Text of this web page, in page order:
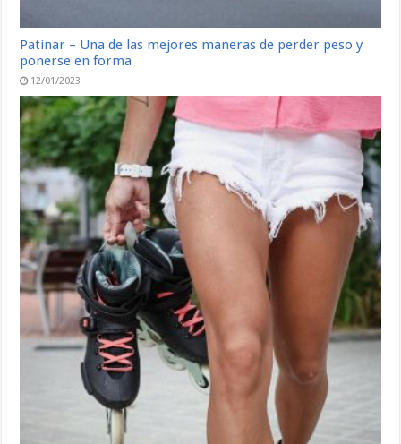
Patinar – Una de las mejores maneras de perder peso y
ponerse en forma
12/01/2023